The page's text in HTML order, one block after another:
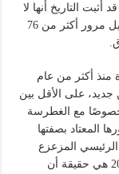
أثبت التاريخ أنها لا
توفر طرقًا مختصرة حقًا كما ظن مستخدميها، بدليل مرور أكثر من 76
منذ أكثر من عام
جديد، على الأقل بين
خصوصًا مع الغطرسة
المعتاد بصفتها
الرئيسي المزعزع
للاستقرار فيها. وما تثبته الأحداث منذ 7 أكتوبر 2023 هي حقيقة أن